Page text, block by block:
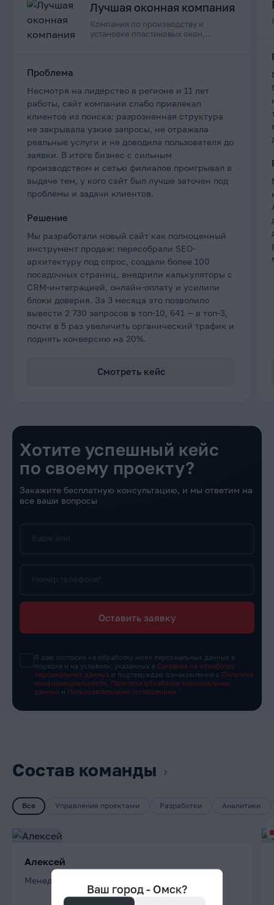
Лучшая оконная компания
Компания по производству и
установке пластиковых окон,
Смотреть кейс
Проблема
Несмотря на лидерство в регионе и 11 лет
работы, сайт компании слабо привлекал
клиентов из поиска: разрозненная структура
не закрывала узкие запросы, не отражала
реальные услуги и не доводила пользователя до
заявки. В итоге бизнес с сильным
производством и сетью филиалов проигрывал в
выдаче тем, у кого сайт был лучше заточен под
проблемы и задачи клиентов.
Решение
Мы разработали новый сайт как полноценный
инструмент продаж: пересобрали SEO-
архитектуру под спрос, создали более 100
посадочных страниц, внедрили калькуляторы с
CRM-интеграцией, онлайн-оплату и усилили
блоки доверия. За 3 месяца это позволило
вывести 2 730 запросов в топ-10, 641 — в топ-3,
почти в 5 раз увеличить органический трафик и
поднять конверсию на 20%.
Хотите успешный кейс
по своему проекту?
Закажите бесплатную консультацию, и мы ответим на
все ваши вопросы
Оставить заявку
Я даю согласие на обработку моих персональных данных в
порядке и на условиях, указанных в Согласие на обработку
персональных данных и подтверждаю ознакомление с Политика
конфиденциальности
Политика обработки персональных
данных и Пользовательским соглашением
Состав команды
Все Управления проектами Разработки Аналитики
Алексей
Менеджер проектов
Ваш город - Омск?